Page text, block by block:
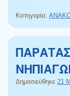
Κατηγορία:
Δημοσιεύθηκε 21